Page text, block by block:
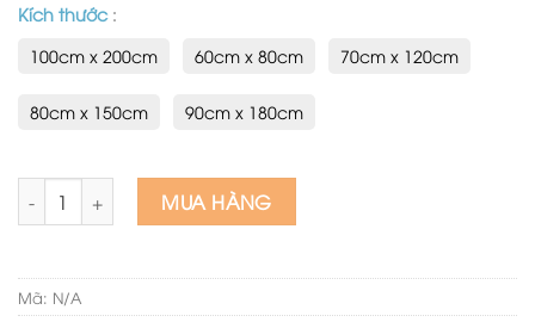
Kích thước :
100cm x 200cm
60cm x 80cm 70cm x 120cm
80cm x 150cm 90cm x 180cm
Tranh sơn dầu decor núi vàng số lượng
MUA HÀNG
Mã: N/A